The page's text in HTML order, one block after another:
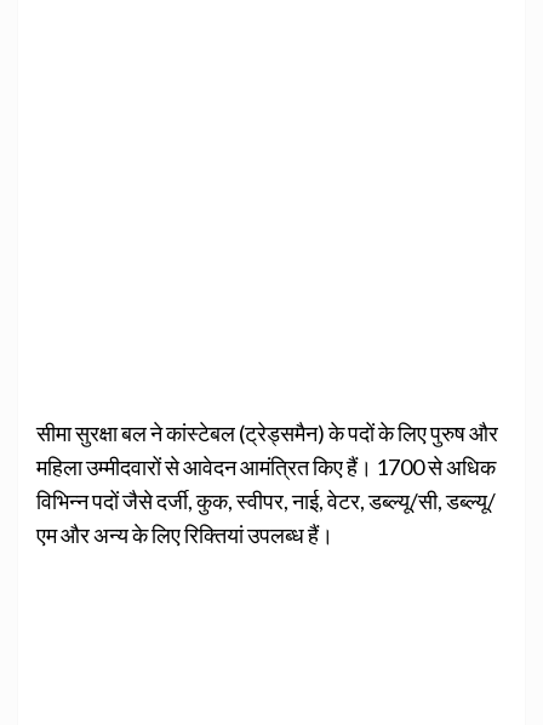
सीमा सुरक्षा बल ने कांस्टेबल (ट्रेड्समैन) के पदों के लिए पुरुष और
महिला उम्मीदवारों से आवेदन आमंत्रित किए हैं। 1700 से अधिक
विभिन्न पदों जैसे दर्जी, कुक, स्वीपर, नाई, वेटर, डब्ल्यू/सी, डब्ल्यू/
एम और अन्य के लिए रिक्तियां उपलब्ध हैं।